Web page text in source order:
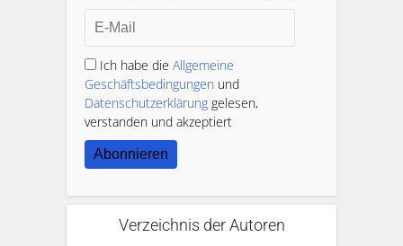
Ich habe die Allgemeine
Geschäftsbedingungen und
Datenschutzerklärung gelesen,
verstanden und akzeptiert
Abonnieren
Verzeichnis der Autoren